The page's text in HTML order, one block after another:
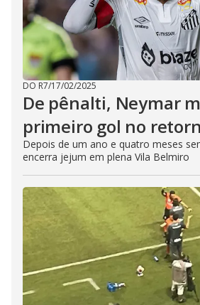
DO R7/17/02/2025
De pênalti, Neymar
primeiro gol no
Depois de um ano e quatro meses
encerra jejum em plena Vila Belmiro